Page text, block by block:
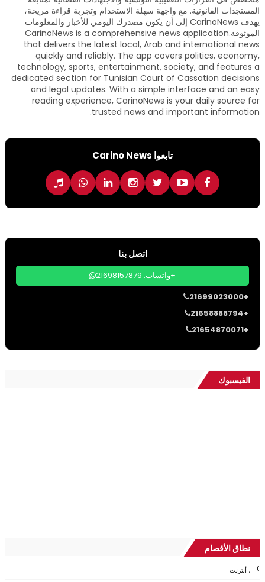
المستجدات القانونية. مع واجهة سهلة الاستخدام وتجربة قراءة مريحة،
يهدف CarinoNews إلى أن يكون مصدرك اليومي للأخبار والمعلومات
الموثوقة.CarinoNews is a comprehensive news application
that delivers the latest local, Arab and international news
quickly and reliably. The app covers politics, economy,
technology, sports, entertainment, society, and features a
dedicated section for Tunisian Court of Cassation decisions
and legal updates. With a simple interface and an easy
reading experience, CarinoNews is your daily source for
trusted news and important information.
تابعوا Carino News
اتصل بنا
واتساب: 21698157879+
21699023000+
21658888794+
21654870071+
الفيسبوك
نطاق الأقصام
، أنترنت